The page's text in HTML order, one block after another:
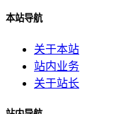
本站导航
关于本站
站内业务
关于站长